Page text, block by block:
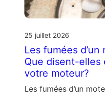
25 juillet 2026
Les fumées
Que disent-elles
votre moteur?
Les fumées d’un